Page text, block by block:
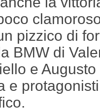
pizzico di
BMW di
e
e